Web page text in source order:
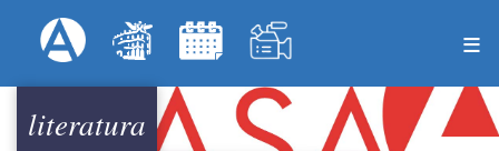
al
principal
Menú Superior
literatura